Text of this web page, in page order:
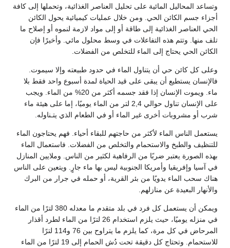
وتساعد المحاليل المائية على تحليل العناصر الغذائية، وتحملها إلى كافة
أجزاء جسم الكائن الحي. ومن خلال عمليات كيميائية يحول الكائن
الحي العناصر الغذائية إلى طاقة أو إلى مواد لازمة لنموه أو إصلاح ما
تلف منها. وتتم هذه التفاعلات في وسط محلول مائي. وأخيرًا فإن
الكائن الحي يحتاج إلى الماء للتخلص من الفضلات.
وعلى كل كائن حي أن يتناول الماء في حدود طبيعته وإلا سيموت.
فالإنسان يستطيع أن يبقى على قيد الحياة لمدة أسبوع واحد فقط بلا
ماء. ويموت الإنسان إذا فقد جسمه أكثر من 20% من الماء. ويجب
على الإنسان تناول حوالي 2,4 لتر من الماء يوميًا، إما على هيئة ماء
شرب أو مشروبات أخرى غير الماء أو في الطعام الذي يتـناوله.
يستعمل الناس الماء لأكثر من حاجتهم للبقاء أحياء. فهم يحتاجون الماء
للتنظيف والطبخ والاستحمام والتخلص من الفضلات. فاستعمال الماء
بهذه الصورة يعتبر ضربًا من الرفاهية لكثير من الناس. وملايين المنازل
في آسيا وإفريقيا وأمريكا الجنوبية ليس بها ماء جارٍ. ويتعين على الناس
هناك سحب الماء يدويًا من بئر القرية، أو حمله في جرار من البرك
والأنهار البعيدة عن منازلهم.
ويمكن أن يستعمل كل فرد في بلد متقدم ما معدله 380 لترًا من الماء
في منزله يوميًا، حيث يلزم استخدام 26 لترًا من الماء لطرد أقذار
المرحاض في كل مرة، كما يلزم ما يتراوح بين 76 و114 لترًا
للاستحمام. وتحتاج كل دقيقة تحت دُش الحمام إلى 19 لترًا من الماء